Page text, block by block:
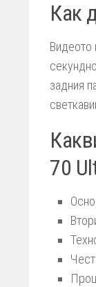
Как
Видеото
задния
70